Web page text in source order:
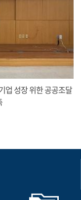
업 성장 위한 공공조달